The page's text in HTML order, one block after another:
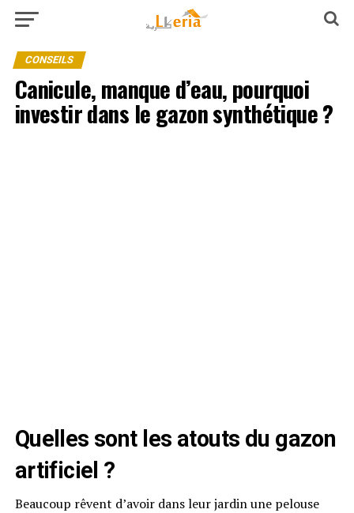
CONSEILS
Canicule, manque d’eau, pourquoi
investir dans le gazon synthétique ?
Quelles sont les atouts du gazon
artificiel ?
Beaucoup rêvent d’avoir dans leur jardin une pelouse